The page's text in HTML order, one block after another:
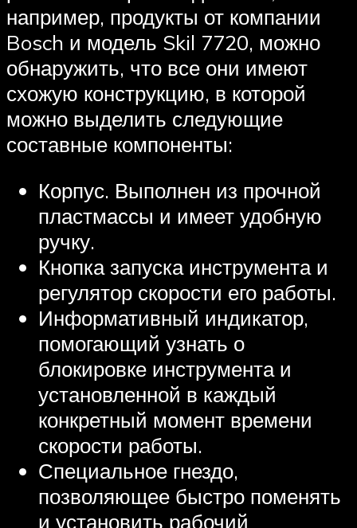
например, продукты от компании
Bosch и модель Skil 7720, можно
обнаружить, что все они имеют
схожую конструкцию, в которой
можно выделить следующие
составные компоненты:
Корпус. Выполнен из прочной
пластмассы и имеет удобную
ручку.
Кнопка запуска инструмента и
регулятор скорости его работы.
Информативный индикатор,
помогающий узнать о
блокировке инструмента и
установленной в каждый
конкретный момент времени
скорости работы.
Специальное гнездо,
позволяющее быстро поменять
и установить рабочий